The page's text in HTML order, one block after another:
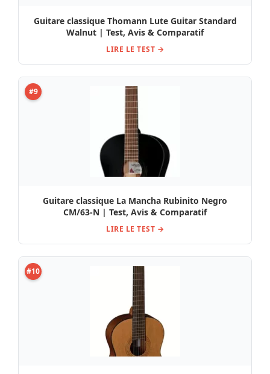
Guitare classique Thomann Lute Guitar Standard
Walnut | Test, Avis & Comparatif
LIRE LE TEST →
#9
Guitare classique La Mancha Rubinito Negro
CM/63-N | Test, Avis & Comparatif
LIRE LE TEST →
#10